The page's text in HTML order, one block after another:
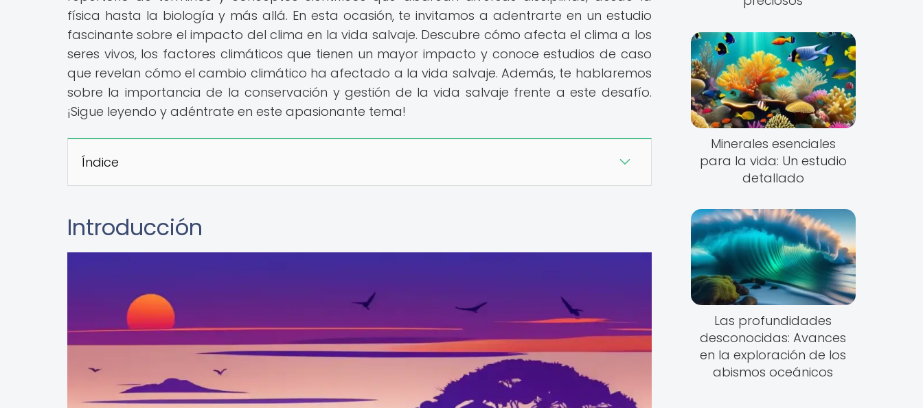
física hasta la biología y más allá. En esta ocasión, te invitamos a adentrarte en un estudio
fascinante sobre el impacto del clima en la vida salvaje. Descubre cómo afecta el clima a los
seres vivos, los factores climáticos que tienen un mayor impacto y conoce estudios de caso
que revelan cómo el cambio climático ha afectado a la vida salvaje. Además, te hablaremos
sobre la importancia de la conservación y gestión de la vida salvaje frente a este desafío.
¡Sigue leyendo y adéntrate en este apasionante tema!
Índice
Introducción
Minerales esenciales
para la vida: Un estudio
detallado
Las profundidades
desconocidas: Avances
en la exploración de los
abismos oceánicos